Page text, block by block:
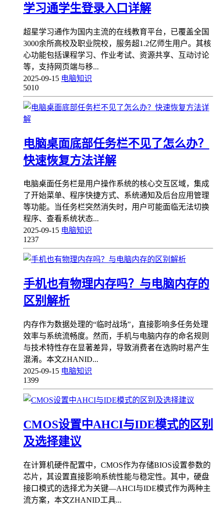
学习通学生登录入口详解
超星学习通作为国内主流的在线教育平台，已覆盖全国
3000余所高校及职业院校，服务超1.2亿师生用户。其核
心功能包括课程学习、作业考试、资源共享、互动讨论
等，支持网页端与移...
2025-09-15 电脑知识
5010
电脑桌面底部任务栏不见了怎么办？
快速恢复方法详解
电脑桌面任务栏是用户操作系统的核心交互区域，集成
了开始菜单、程序快捷方式、系统通知及后台应用管理
等功能。当任务栏突然消失时，用户可能面临无法切换
程序、查看系统状态...
2025-09-15 电脑知识
1237
手机也有物理内存吗？与电脑内存的
区别解析
内存作为数据处理的“临时战场”，直接影响多任务处理
效率与系统流畅度。然而，手机与电脑内存的命名规则
与技术特性存在显著差异，导致消费者在选购时易产生
混淆。本文ZHANID...
2025-09-15 电脑知识
1399
CMOS设置中AHCI与IDE模式的区别
及选择建议
在计算机硬件配置中，CMOS作为存储BIOS设置参数的
芯片，其设置直接影响系统性能与稳定性。其中，硬盘
接口模式的选择尤为关键—AHCI与IDE模式作为两种主
流方案，本文ZHANID工具...